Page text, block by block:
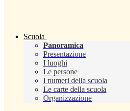
Scuola
Panoramica
Presentazione
I luoghi
Le persone
I numeri della scuola
Le carte della scuola
Organizzazione